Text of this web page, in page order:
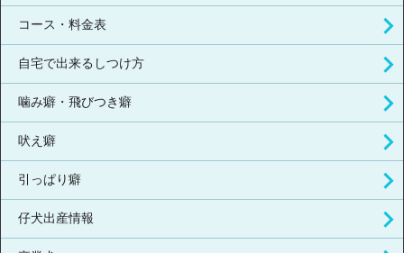
コース・料金表
自宅で出来るしつけ方
噛み癖・飛びつき癖
吠え癖
引っぱり癖
仔犬出産情報